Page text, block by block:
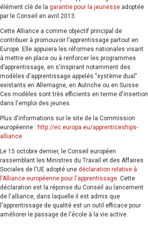
élément clé de la garantie pour la jeunesse adoptée
par le Conseil en avril 2013.
Cette Alliance a comme objectif principal de
contribuer à promouvoir l’apprentissage partout en
Europe. Elle appuiera les réformes nationales visant
à mettre en place ou à renforcer les programmes
d’apprentissage, en s'inspirant notamment des
modèles d'apprentissage appelés "système dual"
existants en Allemagne, en Autriche ou en Suisse.
Ces modèles sont très efficients en terme d'insertion
dans l'emploi des jeunes.
Plus d'informations sur le site de la Commission
européenne : http://ec.europa.eu/apprenticeships-
alliance
Le 15 octobre dernier, le Conseil européen
rassemblant les Ministres du Travail et des Affaires
Sociales de l'UE adopté une déclaration relative à
l'Alliance européenne pour l'apprentissage. Cette
déclaration est la réponse du Conseil au lancement
de l'alliance, dans laquelle il est admis que
l'apprentissage de qualité est un outil efficace pour
améliorer le passage de l'école à la vie active.